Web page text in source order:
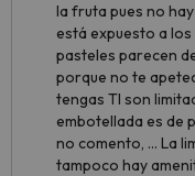
la fruta pues no
está expuesto a
pasteles parecen
porque no te
tengas TI son
embotellada es de
no comento, ... La
tampoco hay